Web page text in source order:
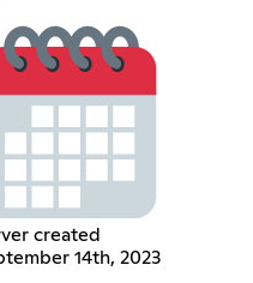
created
14th, 2023